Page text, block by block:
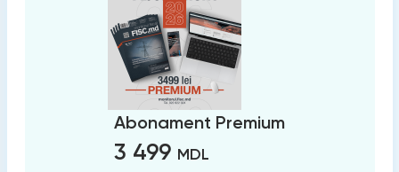
Abonament Premium
3 499 MDL